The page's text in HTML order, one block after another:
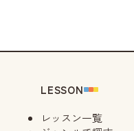
LESSON
レッスン一覧